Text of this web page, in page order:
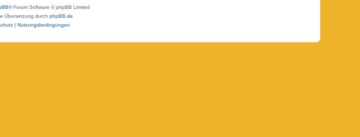
® Forum Software © phpBB Limited
Übersetzung durch phpBB.de
| Nutzungsbedingungen